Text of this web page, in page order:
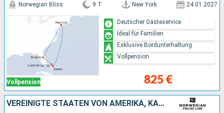
Vollpension
Norwegian Bliss 9 T New York 24.01.2027
825 €
Deutscher Gästeservice
Ideal für Familien
Exklusive Bordunterhaltung
Vollpension
VEREINIGTE STAATEN VON AMERIKA, KANADA